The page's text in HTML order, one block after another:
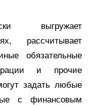
выгружает
рассчитывает
обязательные
и прочие
задать любые
с финансовым